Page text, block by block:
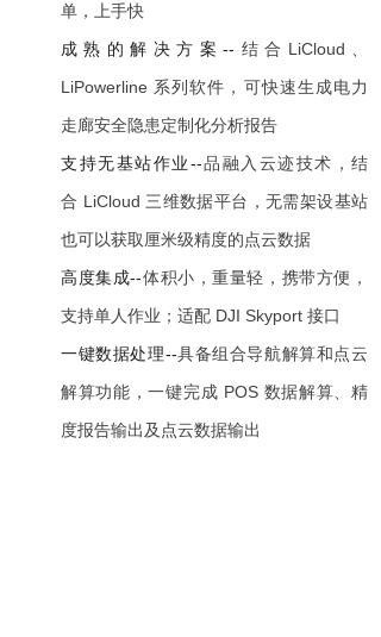
单，上手快
成熟的解决方案-- 结合 LiCloud 、
LiPowerline 系列软件，可快速生成电力
走廊安全隐患定制化分析报告
支持无基站作业--品融入云迹技术，结
合 LiCloud 三维数据平台，无需架设基站
也可以获取厘米级精度的点云数据
高度集成--体积小，重量轻，携带方便，
支持单人作业；适配 DJI Skyport 接口
一键数据处理--具备组合导航解算和点云
解算功能，一键完成 POS 数据解算、精
度报告输出及点云数据输出